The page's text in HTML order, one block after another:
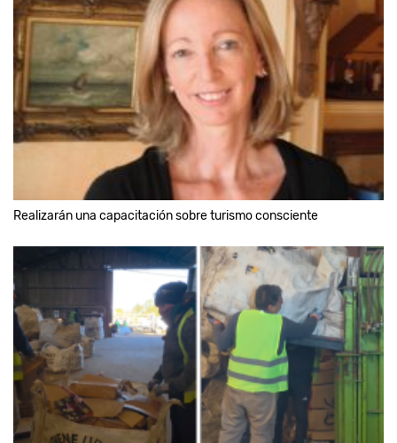
Realizarán una capacitación sobre turismo consciente